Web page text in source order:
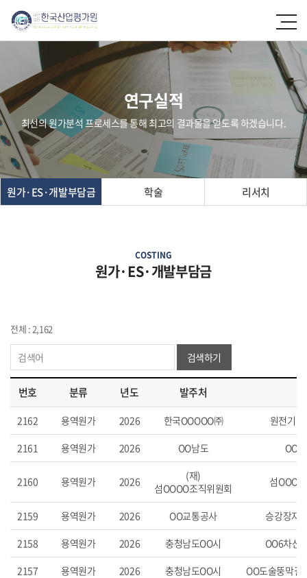
연구실적
최선의 원가분석 프로세스를 통해 최고의 결과물을 얻도록 하겠습니다.
원가·ES·개발부담금 학술 리서치
COSTING
원가·ES·개발부담금
전체 : 2,162
검색하기
번호 분류 년도 발주처
2162 용역원가 2026 한국OOOOO㈜
원전기
2161
용역원가 2026 OO남도 OO
2160 용역원가 2026
(재)
섬OOOO조직위원회
섬
2159 용역원가 2026 OO교통공사
승강장자
2158
용역원가 2026 충청남도OO시
OO6차산
2157
용역원가 2026 충청남도OO시 OO도술뚱막걸